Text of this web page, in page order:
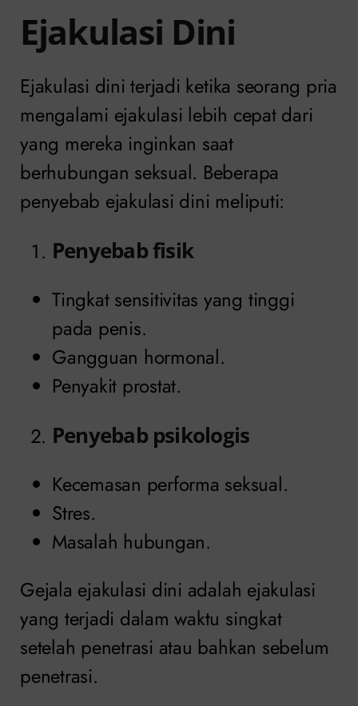
Ejakulasi Dini
Ejakulasi dini terjadi ketika seorang pria
mengalami ejakulasi lebih cepat dari
yang mereka inginkan saat
berhubungan seksual. Beberapa
penyebab ejakulasi dini meliputi:
Penyebab fisik
Tingkat sensitivitas yang tinggi
pada penis.
Gangguan hormonal.
Penyakit prostat.
Penyebab psikologis
Kecemasan performa seksual.
Stres.
Masalah hubungan.
Gejala ejakulasi dini adalah ejakulasi
yang terjadi dalam waktu singkat
setelah penetrasi atau bahkan sebelum
penetrasi.